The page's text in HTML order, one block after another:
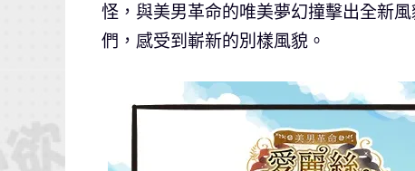
怪，與美男革命的唯美夢幻撞擊出全新
們，感受到嶄新的別樣風貌。